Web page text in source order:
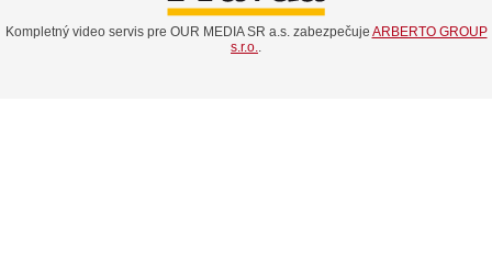
Kompletný video servis pre OUR MEDIA SR a.s. zabezpečuje ARBERTO GROUP
s.r.o.